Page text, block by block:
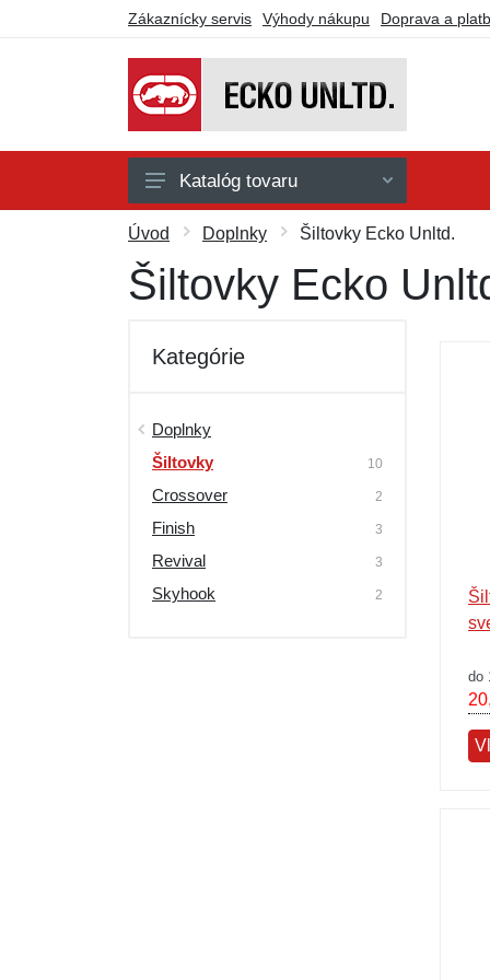
Zákaznícky servis Výhody nákupu Doprava a
Doplnky
Košeľe
Kraťasy
Tričká a tielka
Darčekové poukazy
Výpredaj
Katalóg tovaru
Úvod Doplnky Šiltovky Ecko Unltd.
Šiltovky Ecko
Kategórie
Doplnky
Šiltovky
10
Crossover 2
Finish 3
Revival 3
Skyhook 2
do